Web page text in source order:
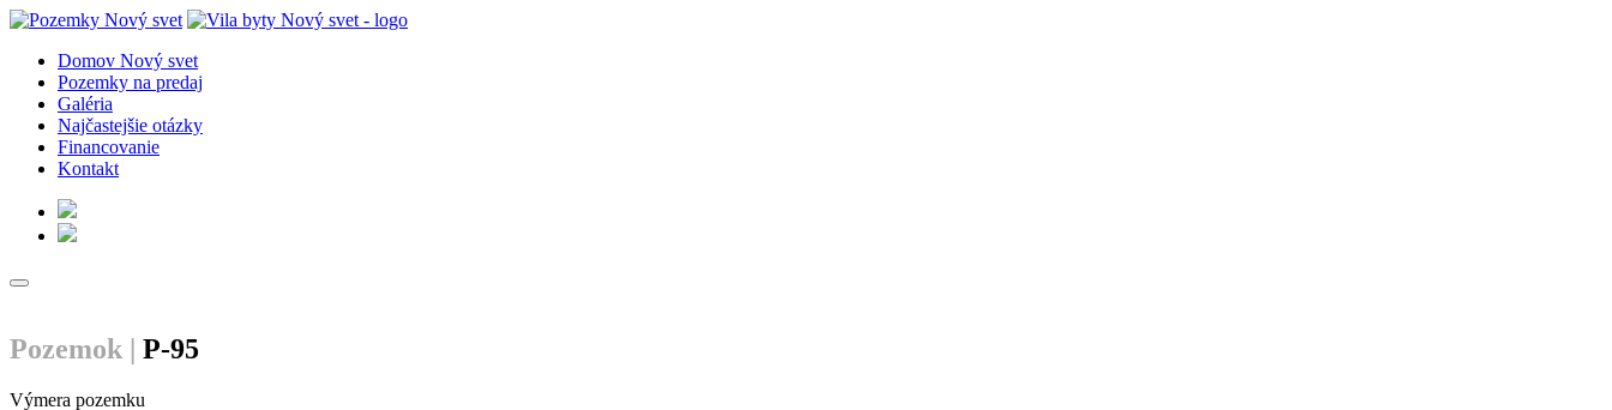
Domov Nový svet
Pozemky na predaj
Galéria
Najčastejšie otázky
Financovanie
Kontakt
Pozemok | P-95
Výmera pozemku